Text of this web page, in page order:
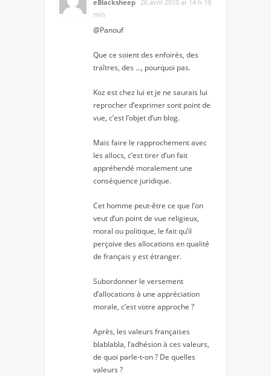
eBlacksheep 26 avril 2010 at 14 h 19
min
@Panouf
Que ce soient des enfoirés, des
traîtres, des …, pourquoi pas.
Koz est chez lui et je ne saurais lui
reprocher d’exprimer sont point de
vue, c’est l’objet d’un blog.
Mais faire le rapprochement avec
les allocs, c’est tirer d’un fait
appréhendé moralement une
conséquence juridique.
Cet homme peut-être ce que l’on
veut d’un point de vue religieux,
moral ou politique, le fait qu’il
perçoive des allocations en qualité
de français y est étranger.
Subordonner le versement
d’allocations à une appréciation
morale, c’est votre approche ?
Après, les valeurs françaises
blablabla, l’adhésion à ces valeurs,
de quoi parle-t-on ? De quelles
valeurs ?